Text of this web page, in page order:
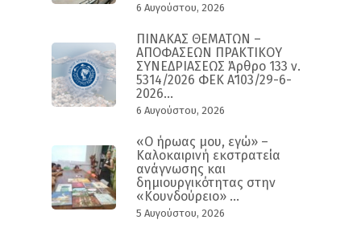
6 Αυγούστου, 2026
ΠΙΝΑΚΑΣ ΘΕΜΑΤΩΝ –
ΑΠΟΦΑΣΕΩΝ ΠΡΑΚΤΙΚΟΥ
ΣΥΝΕΔΡΙΑΣΕΩΣ Άρθρο 133 ν.
5314/2026 ΦΕΚ Α΄103/29-6-
2026...
6 Αυγούστου, 2026
«Ο ήρωας μου, εγώ» –
Καλοκαιρινή εκστρατεία
ανάγνωσης και
δημιουργικότητας στην
«Κουνδούρειο» ...
5 Αυγούστου, 2026